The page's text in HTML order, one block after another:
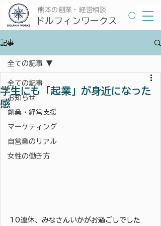
​ドルフィンワークス
​熊本の創業・経営相談
記事
全ての記事
お知らせ
創業・経営支援
マーケティング
自営業のリアル
女性の働き方
全ての記事
学生にも「起業」が身近になった
感
10連休、みなさんいかがお過ごしでした